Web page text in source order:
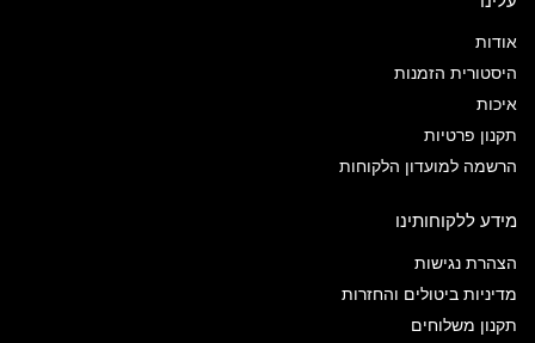
אודות
היסטורית הזמנות
איכות
תקנון פרטיות
הרשמה למועדון הלקוחות
מידע ללקוחותינו
הצהרת נגישות
מדיניות ביטולים והחזרות
תקנון משלוחים